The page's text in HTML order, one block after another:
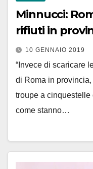
Minnucci:
rifiuti in
10 GENNAIO 2019
“Invece di scaricare
di Roma in
troupe a
come stanno…